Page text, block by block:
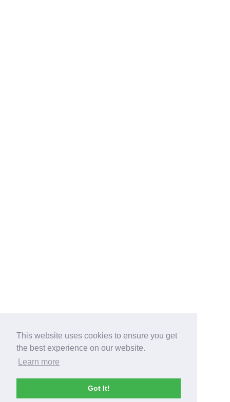
This website uses cookies to ensure you get
the best experience on our website.
Learn more
Got It!